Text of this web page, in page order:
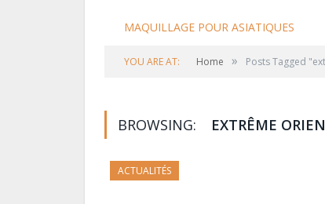
MAQUILLAGE POUR ASIATIQUES
YOU ARE AT: Home » Posts Tagged
BROWSING: EXTRÊME
ACTUALITÉS